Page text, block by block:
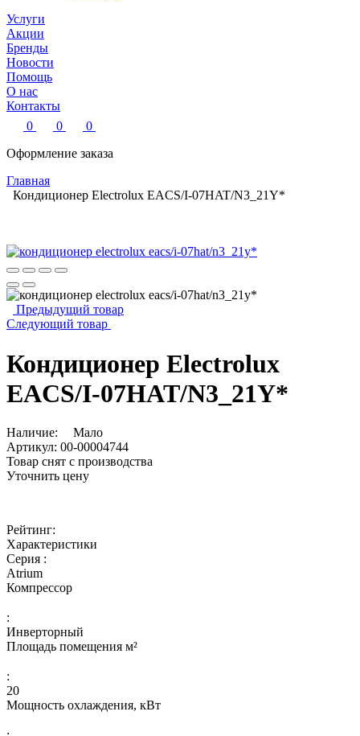
Услуги
Акции
Бренды
Новости
Помощь
О нас
Контакты
0
0
0
Оформление заказа
Главная
Кондиционер Electrolux EACS/I-07HAT/N3_21Y*
Предыдущий товар
Следующий товар
Кондиционер Electrolux
EACS/I-07HAT/N3_21Y*
Наличие:
Мало
Артикул: 00-00004744
Товар снят с производства
Уточнить цену
Рейтинг:
Характеристики
Серия :
Atrium
Компрессор
:
Инверторный
Площадь помещения м²
:
20
Мощность охлаждения, кВт